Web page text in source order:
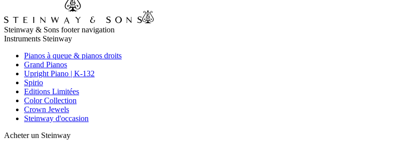
Steinway & Sons footer navigation
Instruments Steinway
Pianos à queue & pianos droits
Grand Pianos
Upright Piano | K-132
Spirio
Editions Limitées
Color Collection
Crown Jewels
Steinway d'occasion
Acheter un Steinway